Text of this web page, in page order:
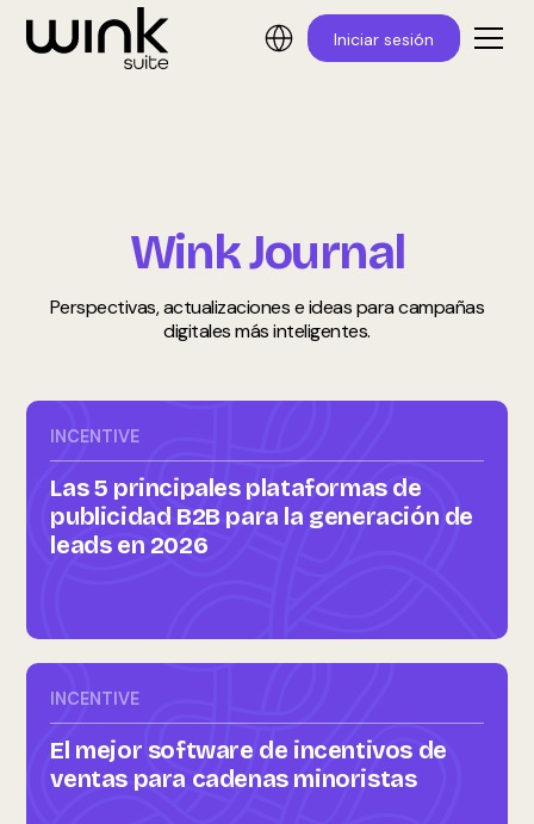
Iniciar sesión
Wink Journal
Perspectivas, actualizaciones e ideas para campañas
digitales más inteligentes.
INCENTIVE
Las 5 principales plataformas de
publicidad B2B para la generación de
leads en 2026
INCENTIVE
El mejor software de incentivos de
ventas para cadenas minoristas